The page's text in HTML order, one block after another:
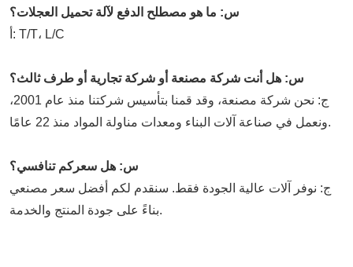
س: ما هو مصطلح الدفع لآلة تحميل العجلات؟
أ: T/T، L/C
س: هل أنت شركة مصنعة أو شركة تجارية أو طرف ثالث؟
ج: نحن شركة مصنعة، وقد قمنا بتأسيس شركتنا منذ عام 2001،
ونعمل في صناعة آلات البناء ومعدات مناولة المواد منذ 22 عامًا.
س: هل سعركم تنافسي؟
ج: نوفر آلات عالية الجودة فقط. سنقدم لكم أفضل سعر مصنعي
بناءً على جودة المنتج والخدمة.